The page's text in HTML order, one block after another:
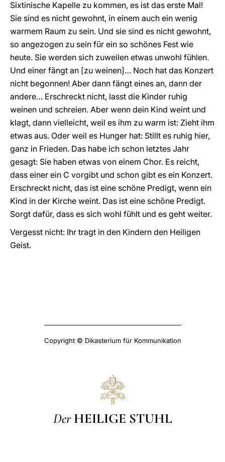
Sixtinische Kapelle zu kommen, es ist das erste Mal!
Sie sind es nicht gewohnt, in einem auch ein wenig
warmem Raum zu sein. Und sie sind es nicht gewohnt,
so angezogen zu sein für ein so schönes Fest wie
heute. Sie werden sich zuweilen etwas unwohl fühlen.
Und einer fängt an [zu weinen]… Noch hat das Konzert
nicht begonnen! Aber dann fängt eines an, dann der
andere… Erschreckt nicht, lasst die Kinder ruhig
weinen und schreien. Aber wenn dein Kind weint und
klagt, dann vielleicht, weil es ihm zu warm ist: Zieht ihm
etwas aus. Oder weil es Hunger hat: Stillt es ruhig hier,
ganz in Frieden. Das habe ich schon letztes Jahr
gesagt: Sie haben etwas von einem Chor. Es reicht,
dass einer ein C vorgibt und schon gibt es ein Konzert.
Erschreckt nicht, das ist eine schöne Predigt, wenn ein
Kind in der Kirche weint. Das ist eine schöne Predigt.
Sorgt dafür, dass es sich wohl fühlt und es geht weiter.
Vergesst nicht: Ihr tragt in den Kindern den Heiligen
Geist.
Copyright © Dikasterium für Kommunikation
Der HEILIGE STUHL